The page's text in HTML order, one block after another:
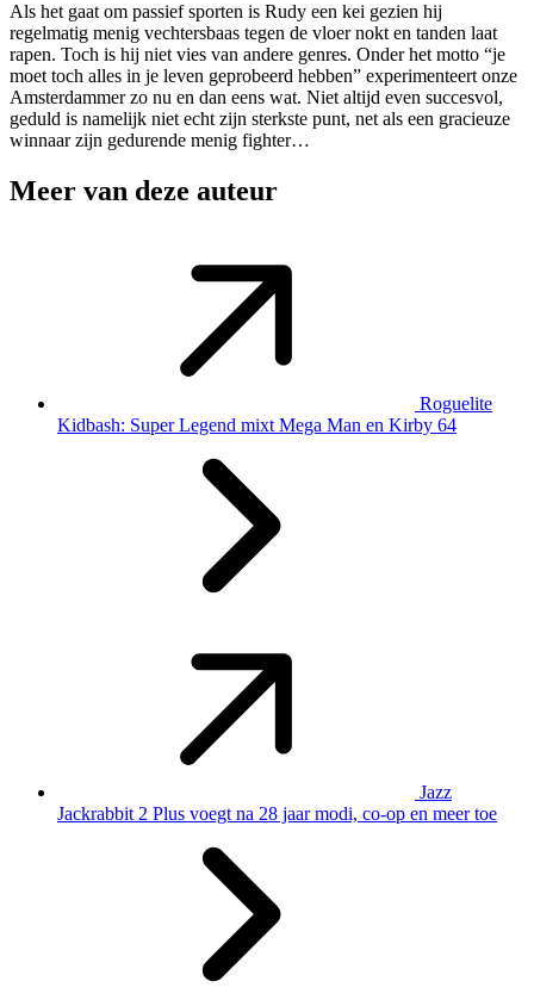
Als het gaat om passief sporten is Rudy een kei gezien hij
regelmatig menig vechtersbaas tegen de vloer nokt en tanden laat
rapen. Toch is hij niet vies van andere genres. Onder het motto “je
moet toch alles in je leven geprobeerd hebben” experimenteert onze
Amsterdammer zo nu en dan eens wat. Niet altijd even succesvol,
geduld is namelijk niet echt zijn sterkste punt, net als een gracieuze
winnaar zijn gedurende menig fighter…
Meer van deze auteur
Roguelite
Kidbash: Super Legend mixt Mega Man en Kirby 64
Jazz
Jackrabbit 2 Plus voegt na 28 jaar modi, co-op en meer toe